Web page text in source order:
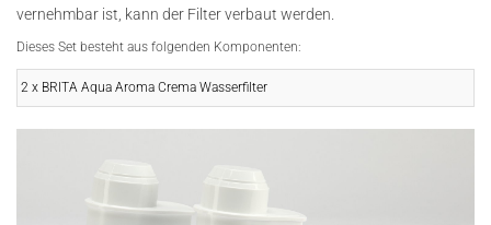
vernehmbar ist, kann der Filter verbaut werden.
Dieses Set besteht aus folgenden Komponenten:
2 x BRITA Aqua Aroma Crema Wasserfilter